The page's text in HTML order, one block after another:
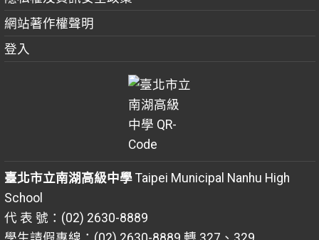
網站著作權聲明
登入
臺北市立南湖高級中學Taipei Municipal Nanhu High
School
代 表 號：(02) 2630-8889